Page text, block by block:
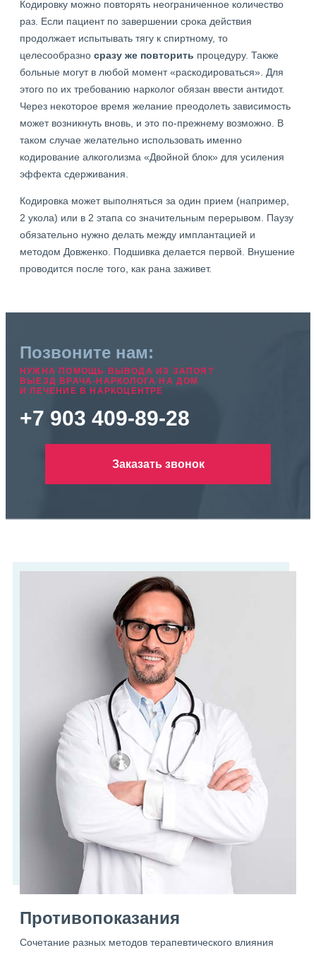
Кодировку можно повторять неограниченное количество
раз. Если пациент по завершении срока действия
продолжает испытывать тягу к спиртному, то
целесообразно сразу же повторить процедуру. Также
больные могут в любой момент «раскодироваться». Для
этого по их требованию нарколог обязан ввести антидот.
Через некоторое время желание преодолеть зависимость
может возникнуть вновь, и это по-прежнему возможно. В
таком случае желательно использовать именно
кодирование алкоголизма «Двойной блок» для усиления
эффекта сдерживания.
Кодировка может выполняться за один прием (например,
2 укола) или в 2 этапа со значительным перерывом. Паузу
обязательно нужно делать между имплантацией и
методом Довженко. Подшивка делается первой. Внушение
проводится после того, как рана заживет.
Позвоните нам:
НУЖНА ПОМОЩЬ ВЫВОДА ИЗ ЗАПОЯ?
ВЫЕЗД ВРАЧА-НАРКОЛОГА НА ДОМ
И ЛЕЧЕНИЕ В НАРКОЦЕНТРЕ
+7 903 409-89-28
Заказать звонок
Противопоказания
Сочетание разных методов терапевтического влияния